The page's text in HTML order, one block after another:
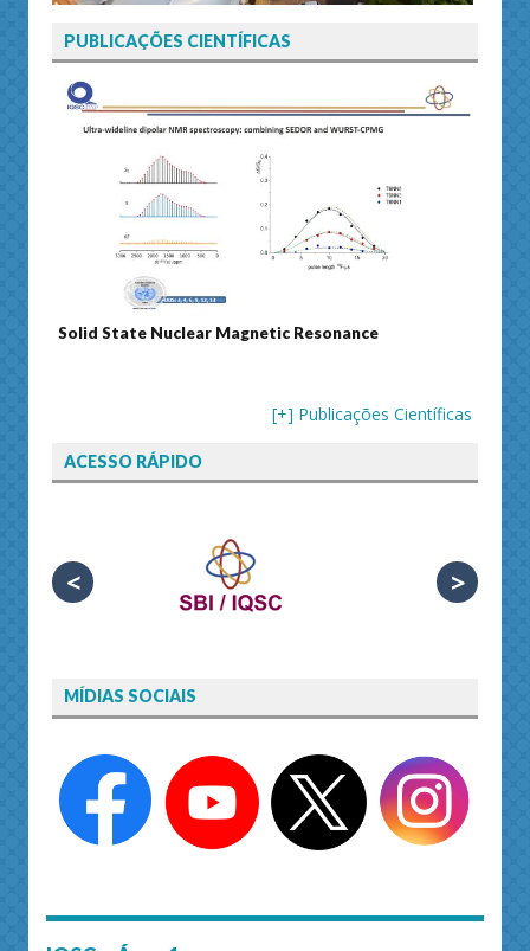
PUBLICAÇÕES CIENTÍFICAS
Solid State Nuclear Magnetic Resonance
[+] Publicações Científicas
ACESSO RÁPIDO
< >
MÍDIAS SOCIAIS